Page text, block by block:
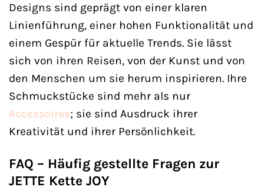
Designs sind geprägt von einer klaren
Linienführung, einer hohen Funktionalität und
einem Gespür für aktuelle Trends. Sie lässt
sich von ihren Reisen, von der Kunst und von
den Menschen um sie herum inspirieren. Ihre
Schmuckstücke sind mehr als nur
Accessoires; sie sind Ausdruck ihrer
Kreativität und ihrer Persönlichkeit.
FAQ – Häufig gestellte Fragen zur
JETTE Kette JOY